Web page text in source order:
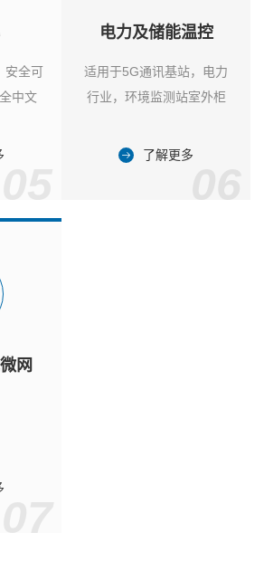
安全可
中文
电力及储能温控
适用于5G通讯基站，电力
行业，环境监测站室外柜
了解更多
网